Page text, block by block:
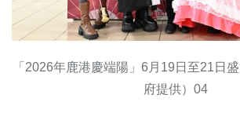
「2026年鹿港慶端陽」6月19日至21日
府提供）04